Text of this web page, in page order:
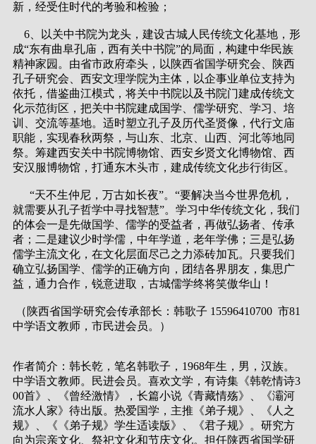
新，经受住时代的考验和检验；
6、以关中书院为龙头，建设古城人民传统文化基地，形
成“东有曲阜孔庙，西有关中书院”的局面，构建中华民族
精神家园。由省市政府牵头，以陕西省国学研究会、陕西
孔子研究会、西安文理学院为主体，以企事业单位支持为
依托，借鉴曲江模式，将关中书院以及书院门建成传统文
化示范街区，把关中书院建成国学、儒学研究、学习、培
训、交流等基地。适时塑立孔子及历代圣贤像，代行文庙
职能，实现春秋两祭，与山东、北京、山西、河北等地同
祭。筹建西安关中书院博物馆、西安乡贤文化博物馆、西
安汉服博物馆，打通东木头市，建成传统文化步行街区。
“天不生仲尼，万古如长夜”。“要解决当今世界危机，
就需要从孔子哲学中寻找智慧”。学习中华传统文化，我们
的体会一是先做国学、儒学的受益者，再做弘扬者、传承
者；二是建议少时学儒，中年学道，老年学佛；三是弘扬
儒学主流文化，在文化层面尽己之力添砖加瓦。只要我们
确立弘扬国学、儒学的正确方向，团结各界朋友，集思广
益，通力合作，锐意进取，古城儒学终将笑傲华山！
（陕西省国学研究会传承部长：韩歌子 15596410700 市81
中学语文教师，市民进会员。）
作者简介：韩长乾，笔名韩歌子，1968年生，男，汉族。
中学语文教师。民进会员。喜欢文学，有诗集《韩乾情诗3
00首》、《曾经激情》，长篇小说《青藏情殇》、《灞河
流水人家》待出版。热爱国学，主推《弟子规》、《人之
规》、《《弟子规》学生适读版》、《君子规》。研究方
向为宗亲文化、祭祀文化和节庆文化。担任陕西省国学研